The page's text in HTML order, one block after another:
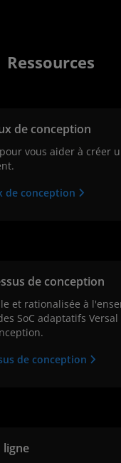
Ressources
de conception
vous aider à créer
de conception
de conception
et rationalisée à
SoC adaptatifs
de conception
ligne